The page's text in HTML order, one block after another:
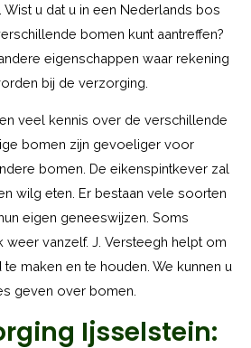
u dat u in een Nederlands bos
bomen kunt aantreffen?
eigenschappen waar rekening
bij de verzorging.
veel kennis over de verschillende
bomen zijn gevoeliger voor
bomen. De eikenspintkever zal
wilg eten. Er bestaan vele soorten
eigen geneeswijzen. Soms
vanzelf. J. Versteegh helpt om
maken en te houden. We kunnen u
geven over bomen.
Ijsselstein: